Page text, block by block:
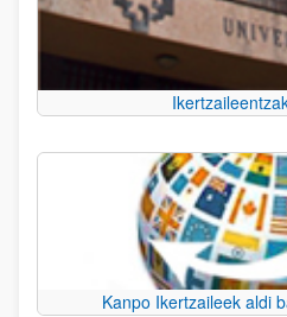
Kanpo Ikertzaileek aldi